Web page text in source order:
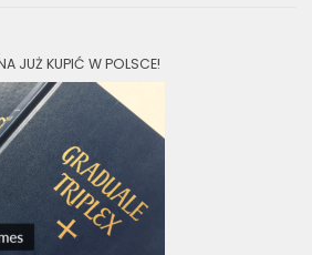
JUŻ KUPIĆ W POLSCE!